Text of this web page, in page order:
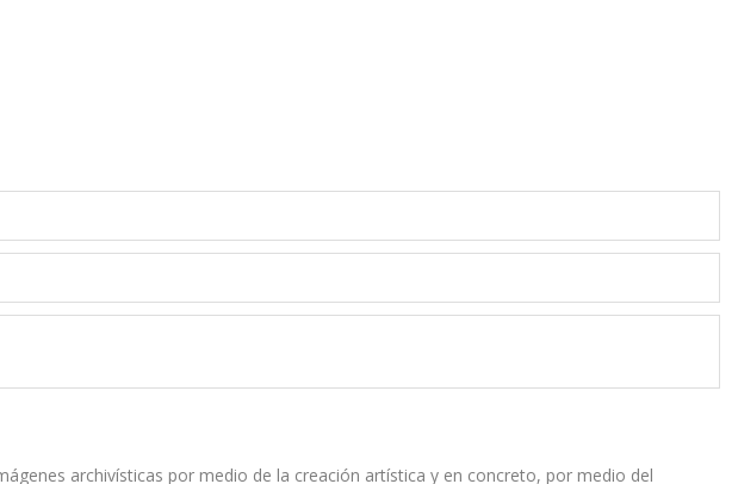
archivísticas por medio de la creación artística y en concreto, por medio del